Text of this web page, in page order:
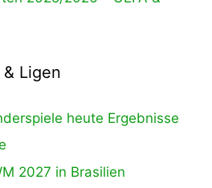
Ligen
heute Ergebnisse
2027 in Brasilien